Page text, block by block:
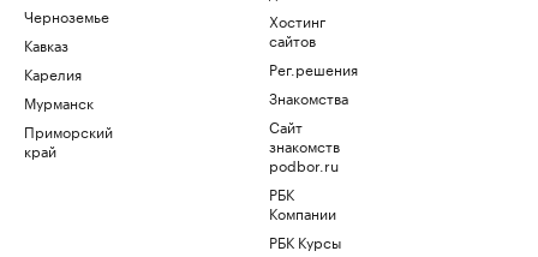
Черноземье
Кавказ
Карелия
Мурманск
Приморский
край
Хостинг
сайтов
Рег.решения
Знакомства
Сайт
знакомств
podbor.ru
РБК
Компании
РБК Курсы